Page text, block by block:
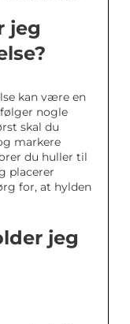
jeg
kan være en
nogle
skal du
markere
du huller til
placerer
for, at hylden
jeg